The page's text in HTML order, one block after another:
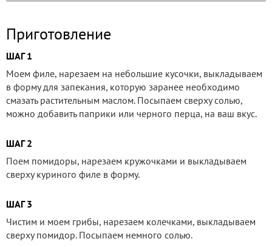
Приготовление
ШАГ 1
Моем филе, нарезаем на небольшие кусочки, выкладываем
в форму для запекания, которую заранее необходимо
смазать растительным маслом. Посыпаем сверху солью,
можно добавить паприки или черного перца, на ваш вкус.
ШАГ 2
Поем помидоры, нарезаем кружочками и выкладываем
сверху куриного филе в форму.
ШАГ 3
Чистим и моем грибы, нарезаем колечками, выкладываем
сверху помидор. Посыпаем немного солью.